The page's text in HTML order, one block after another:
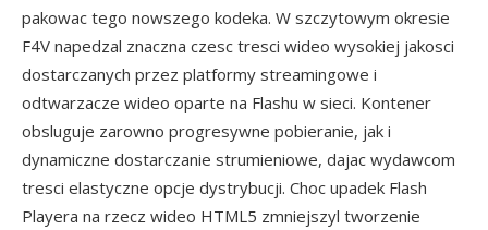
pakowac tego nowszego kodeka. W szczytowym okresie
F4V napedzal znaczna czesc tresci wideo wysokiej jakosci
dostarczanych przez platformy streamingowe i
odtwarzacze wideo oparte na Flashu w sieci. Kontener
obsluguje zarowno progresywne pobieranie, jak i
dynamiczne dostarczanie strumieniowe, dajac wydawcom
tresci elastyczne opcje dystrybucji. Choc upadek Flash
Playera na rzecz wideo HTML5 zmniejszyl tworzenie